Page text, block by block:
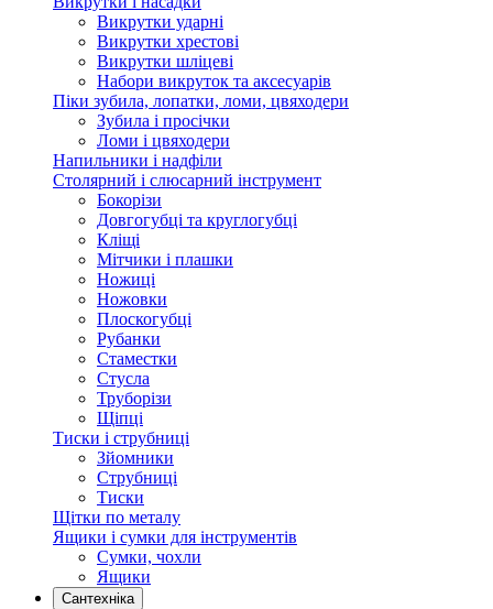
Викрутки ударні
Викрутки хрестові
Викрутки шліцеві
Набори викруток та аксесуарів
Піки зубила, лопатки, ломи, цвяходери
Зубила і просічки
Ломи і цвяходери
Напильники і надфіли
Столярний і слюсарний інструмент
Бокорізи
Довгогубці та круглогубці
Кліщі
Мітчики і плашки
Ножиці
Ножовки
Плоскогубці
Рубанки
Стаместки
Стусла
Труборізи
Щіпці
Тиски і струбниці
Зйомники
Струбниці
Тиски
Щітки по металу
Ящики і сумки для інструментів
Сумки, чохли
Ящики
Сантехніка